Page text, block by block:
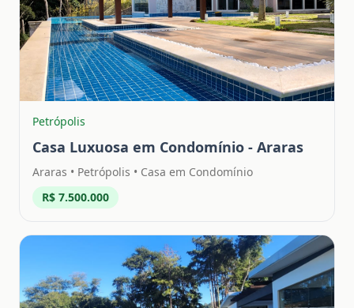
Petrópolis
Casa Luxuosa em Condomínio - Araras
Araras • Petrópolis • Casa em Condomínio
R$ 7.500.000